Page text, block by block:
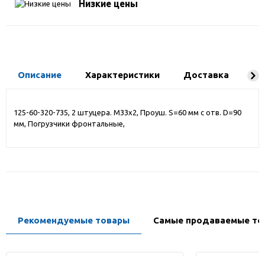
Низкие цены
Описание Характеристики Доставка
125-60-320-735, 2 штуцера. М33х2, Проуш. S=60 мм с отв. D=90
мм, Погрузчики фронтальные,
Рекомендуемые товары Самые продаваемые